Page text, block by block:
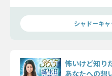
シャドーキ
怖いけど知り
あなたへの想